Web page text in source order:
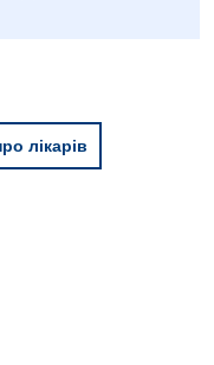
лікарів